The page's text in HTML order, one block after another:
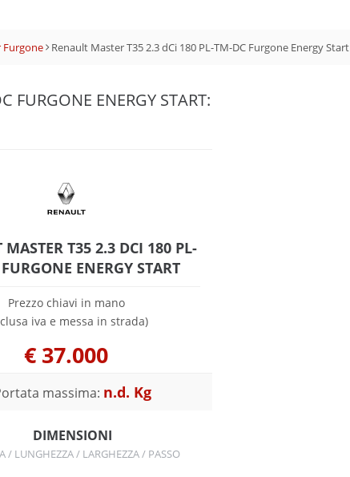
Furgone Renault Master T35 2.3 dCi 180 PL-TM-DC Furgone Energy Start
FURGONE ENERGY START:
MASTER T35 2.3 DCI 180 PL-
ENERGY START
Prezzo chiavi in mano
iva e messa in strada)
€ 37.000
massima: n.d. Kg
DIMENSIONI
/ LUNGHEZZA / LARGHEZZA / PASSO